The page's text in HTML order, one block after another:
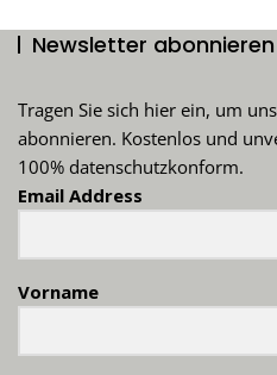
Newsletter abonnieren
Tragen Sie sich hier ein, um
abonnieren. Kostenlos und
100% datenschutzkonform.
Email Address
Vorname